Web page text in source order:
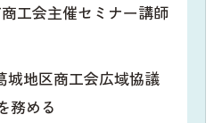
工会主催セミナー講師
城地区商工会広域協議
務める